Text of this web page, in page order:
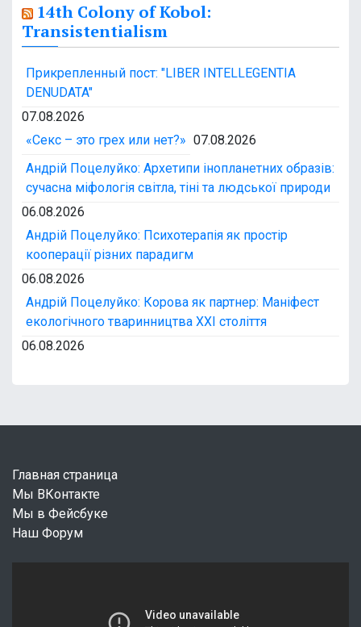
14th Colony of Kobol:
Transistentialism
Прикрепленный пост: "LIBER INTELLEGENTIA
DENUDATA"
07.08.2026
«Секс – это грех или нет?» 07.08.2026
Андрій Поцелуйко: Архетипи інопланетних образів:
сучасна міфологія світла, тіні та людської природи
06.08.2026
Андрій Поцелуйко: Психотерапія як простір
кооперації різних парадигм
06.08.2026
Андрій Поцелуйко: Корова як партнер: Маніфест
екологічного тваринництва XXI століття
06.08.2026
Главная страница
Мы ВКонтакте
Мы в Фейсбуке
Наш Форум